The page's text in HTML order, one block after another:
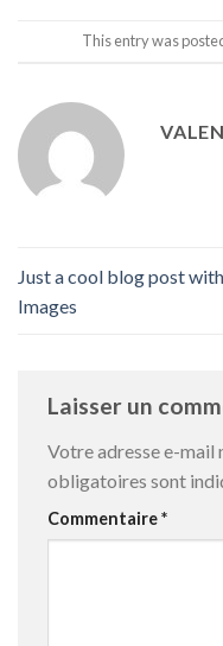
This entry was
Just a cool blog post with
Images
Laisser un
Votre adresse e-mail
obligatoires sont
Commentaire*